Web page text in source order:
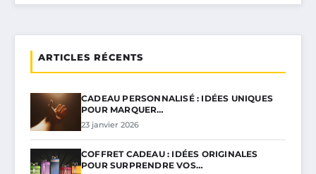
ARTICLES RÉCENTS
CADEAU PERSONNALISÉ : IDÉES UNIQUES
POUR MARQUER…
23 janvier 2026
COFFRET CADEAU : IDÉES ORIGINALES
POUR SURPRENDRE VOS…